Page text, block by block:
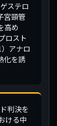
ステロ
宮頸管
高め
ロスト
アナロ
化を誘
判決を
ける中